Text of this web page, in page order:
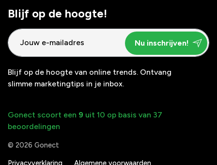
Blijf op de hoogte van online trends. Ontvang
slimme marketingtips in je inbox.
Blijf op de hoogte!
© 2026 Gonect
Privacyverklaring Algemene voorwaarden
Gonect scoort een 9 uit 10 op basis van 37
beoordelingen